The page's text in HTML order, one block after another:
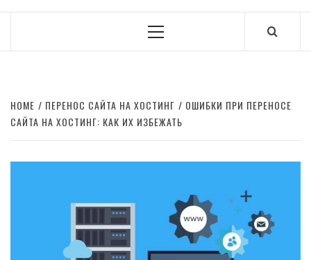
Primary
HOME ПЕРЕНОС САЙТА НА ХОСТИНГ
ОШИБКИ ПРИ ПЕРЕНОСЕ
САЙТА НА ХОСТИНГ: КАК ИХ ИЗБЕЖАТЬ